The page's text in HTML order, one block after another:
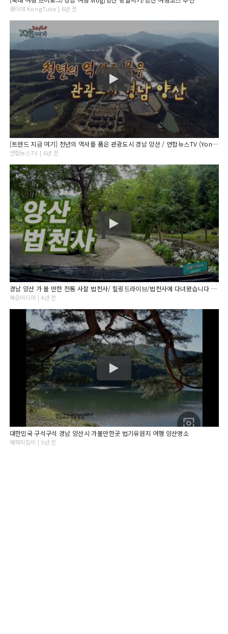
콩이야 KongTube | 6년 전
[트렌드 지금 여기] 천년의 역사를 품은 관광도시 경남 양산 / 연합뉴스TV (YonhapnewsTV)
연합뉴스TV | 6년 전
경남 양산 가 볼 만한 전통 사찰 법천사/ 힐링드라이브/법천사에 다녀왔습니다 /오늘도 좋은 밤 되세요.
혜은미디어 | 4년 전
대한민국 구석구석 경남 양산시 가볼만한곳 법기유원지 여행 양산명소
매력지킴이 | 5년 전